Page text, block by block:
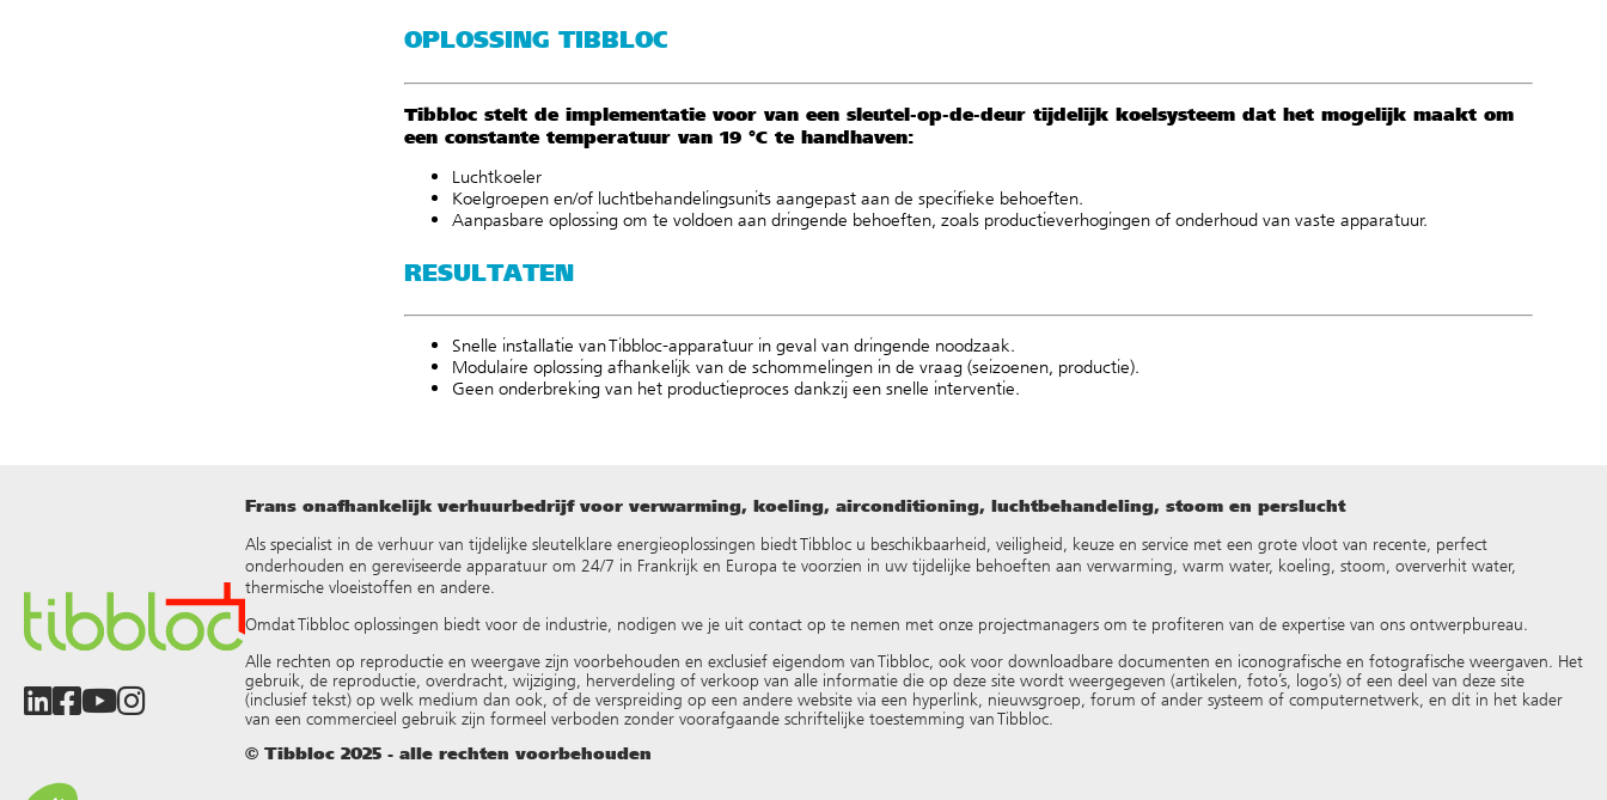
OPLOSSING TIBBLOC
Tibbloc stelt de implementatie voor van een sleutel-op-de-deur tijdelijk koelsysteem dat het mogelijk maakt om
een constante temperatuur van 19 °C te handhaven:
Luchtkoeler
Koelgroepen en/of luchtbehandelingsunits aangepast aan de specifieke behoeften.
Aanpasbare oplossing om te voldoen aan dringende behoeften, zoals productieverhogingen of onderhoud van vaste apparatuur.
RESULTATEN
Snelle installatie van Tibbloc-apparatuur in geval van dringende noodzaak.
Modulaire oplossing afhankelijk van de schommelingen in de vraag (seizoenen, productie).
Geen onderbreking van het productieproces dankzij een snelle interventie.
Frans onafhankelijk verhuurbedrijf voor verwarming, koeling, airconditioning, luchtbehandeling, stoom en perslucht
Als specialist in de verhuur van tijdelijke sleutelklare energieoplossingen biedt Tibbloc u beschikbaarheid, veiligheid, keuze en service met een grote vloot van recente, perfect
onderhouden en gereviseerde apparatuur om 24/7 in Frankrijk en Europa te voorzien in uw tijdelijke behoeften aan verwarming, warm water, koeling, stoom, oververhit water,
thermische vloeistoffen en andere
Omdat Tibbloc oplossingen biedt voor de industrie, nodigen we je uit contact op te nemen met onze projectmanagers om te profiteren van de expertise van ons ontwerpbureau.
Alle rechten op reproductie en weergave zijn voorbehouden en exclusief eigendom van Tibbloc, ook voor downloadbare documenten en iconografische en fotografische weergaven. Het
gebruik, de reproductie, overdracht, wijziging, herverdeling of verkoop van alle informatie die op deze site wordt weergegeven (artikelen, foto’s, logo’s) of een deel van deze site
(inclusief tekst) op welk medium dan ook, of de verspreiding op een andere website via een hyperlink, nieuwsgroep, forum of ander systeem of computernetwerk, en dit in het kader
van een commercieel gebruik zijn formeel verboden zonder voorafgaande schriftelijke toestemming van Tibbloc.
© Tibbloc 2025 - alle rechten voorbehouden